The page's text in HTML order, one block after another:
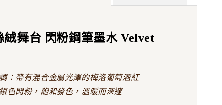
絨舞台 閃粉鋼筆墨水 Velvet
： 帶有混合金屬光澤的梅洛葡萄酒紅
色閃粉，飽和發色，溫暖而深邃